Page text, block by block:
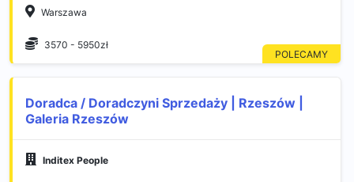
Warszawa
3570 - 5950zł
Doradca / Doradczyni Sprzedaży | Rzeszów |
Galeria Rzeszów
Inditex People